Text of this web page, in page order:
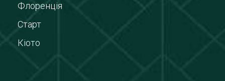
Флоренція
Старт
Кіото